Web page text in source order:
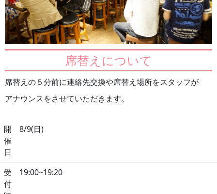
席替えについて
席替えの５分前に連絡先交換や席替え場所をスタッフが
アナウンスをさせていただきます。
開
催
日
8/9(日)
受
付
19:00~19:20